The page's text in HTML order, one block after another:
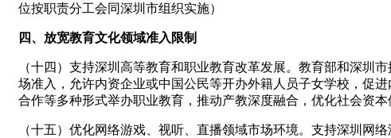
位按职责分工会同深圳市组织实施）
四、放宽教育文化领域准入限制
（十四）支持深圳高等教育和职业教育改革发展。教育部和深圳
场准入，允许内资企业或中国公民等开办外籍人员子女学校，促
合作等多种形式举办职业教育，推动产教深度融合，优化社会资
（十五）优化网络游戏、视听、直播领域市场环境。支持深圳网